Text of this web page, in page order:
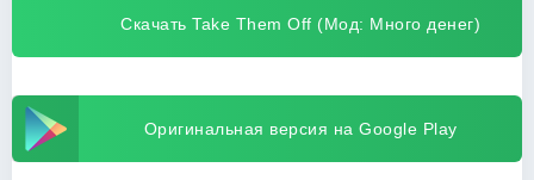
Скачать Take Them Off (Мод: Много денег)
Оригинальная версия на Google Play